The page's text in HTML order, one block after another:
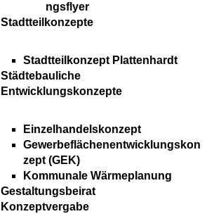
ngsflyer
Stadtteilkonzepte
Stadtteilkonzept Plattenhardt
Städtebauliche
Entwicklungskonzepte
Einzelhandelskonzept
Gewerbeflächenentwicklungskon
zept (GEK)
Kommunale Wärmeplanung
Gestaltungsbeirat
Konzeptvergabe